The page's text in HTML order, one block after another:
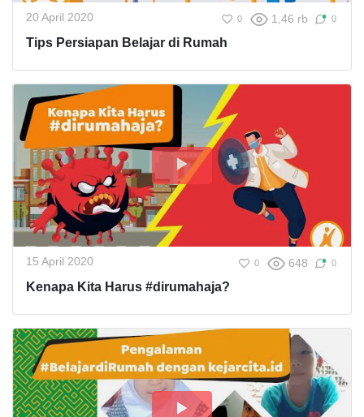
20 April 2020 0 1,46 rb 0
Tips Persiapan Belajar di Rumah
15 April 2020 0 648 0
Kenapa Kita Harus #dirumahaja?